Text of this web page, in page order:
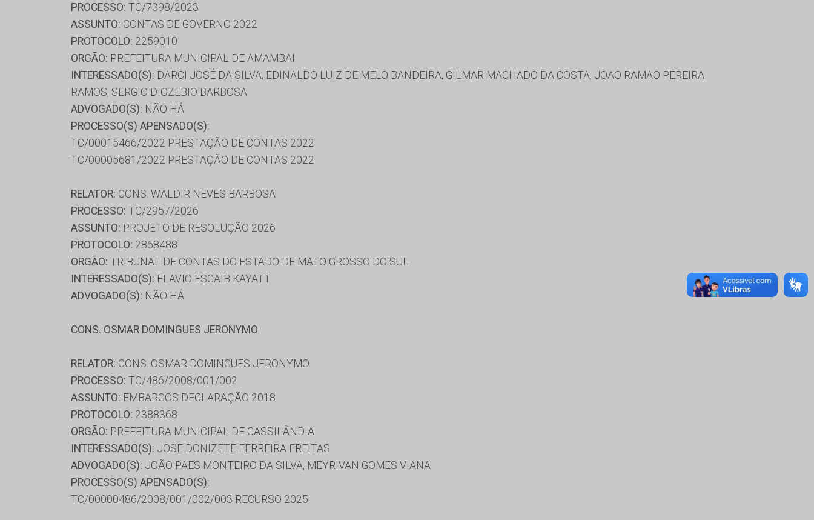
PROCESSO: TC/7398/2023
ASSUNTO: CONTAS DE GOVERNO 2022
PROTOCOLO: 2259010
ORGÃO: PREFEITURA MUNICIPAL DE AMAMBAI
INTERESSADO(S): DARCI JOSÉ DA SILVA, EDINALDO LUIZ DE MELO BANDEIRA, GILMAR MACHADO DA COSTA, JOAO RAMAO PEREIRA
RAMOS, SERGIO DIOZEBIO BARBOSA
ADVOGADO(S): NÃO HÁ
PROCESSO(S) APENSADO(S):
TC/00015466/2022 PRESTAÇÃO DE CONTAS 2022
TC/00005681/2022 PRESTAÇÃO DE CONTAS 2022
RELATOR: CONS. WALDIR NEVES BARBOSA
PROCESSO: TC/2957/2026
ASSUNTO: PROJETO DE RESOLUÇÃO 2026
PROTOCOLO: 2868488
ORGÃO: TRIBUNAL DE CONTAS DO ESTADO DE MATO GROSSO DO SUL
INTERESSADO(S): FLAVIO ESGAIB KAYATT
ADVOGADO(S): NÃO HÁ
CONS. OSMAR DOMINGUES JERONYMO
RELATOR: CONS. OSMAR DOMINGUES JERONYMO
PROCESSO: TC/486/2008/001/002
ASSUNTO: EMBARGOS DECLARAÇÃO 2018
PROTOCOLO: 2388368
ORGÃO: PREFEITURA MUNICIPAL DE CASSILÂNDIA
INTERESSADO(S): JOSE DONIZETE FERREIRA FREITAS
ADVOGADO(S): JOÃO PAES MONTEIRO DA SILVA, MEYRIVAN GOMES VIANA
PROCESSO(S) APENSADO(S):
TC/00000486/2008/001/002/003 RECURSO 2025